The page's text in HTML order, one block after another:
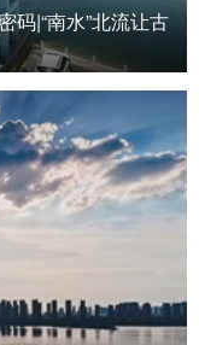
码|“南水”北流让古